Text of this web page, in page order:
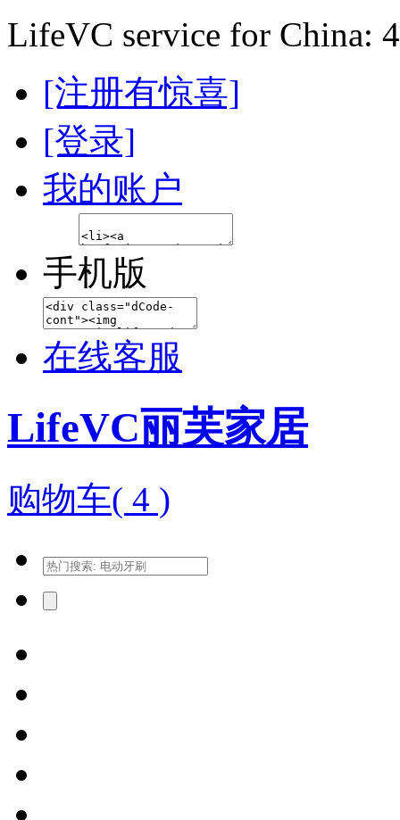
LifeVC service for China:
[注册有惊喜]
[登录]
我的账户
手机版
在线客服
LifeVC丽芙家居
购物车( 4 )